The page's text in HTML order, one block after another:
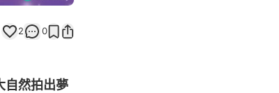
2 0
自然拍出夢